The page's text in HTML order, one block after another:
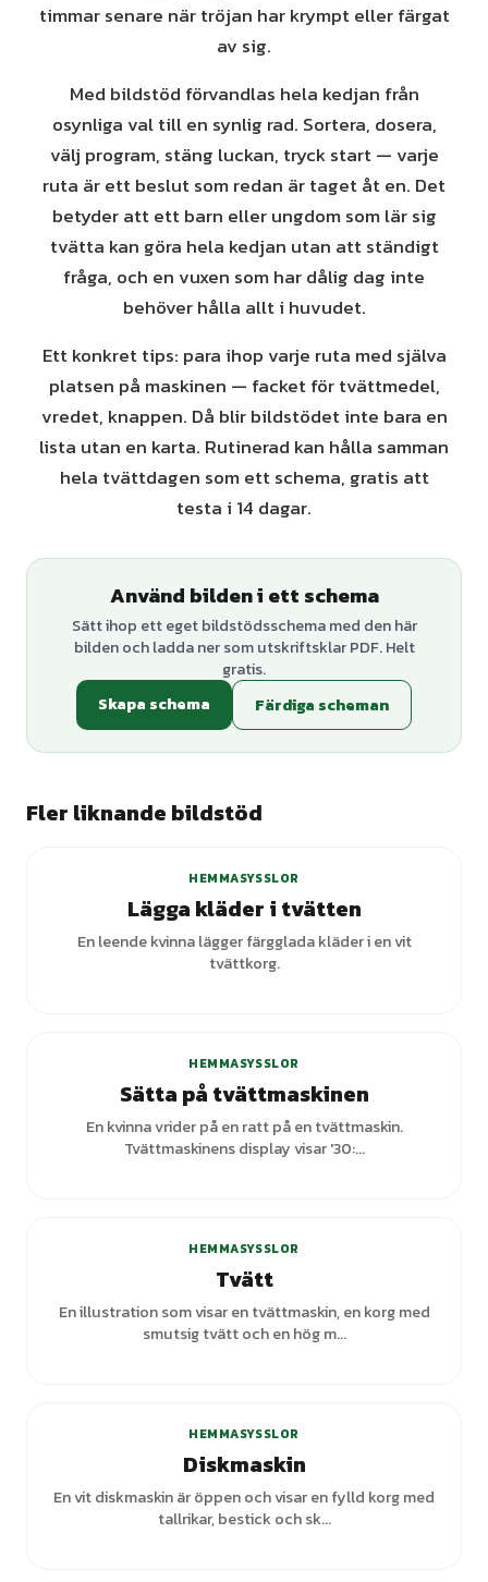
timmar senare när tröjan har krympt eller färgat
av sig.
Med bildstöd förvandlas hela kedjan från
osynliga val till en synlig rad. Sortera, dosera,
välj program, stäng luckan, tryck start — varje
ruta är ett beslut som redan är taget åt en. Det
betyder att ett barn eller ungdom som lär sig
tvätta kan göra hela kedjan utan att ständigt
fråga, och en vuxen som har dålig dag inte
behöver hålla allt i huvudet.
Ett konkret tips: para ihop varje ruta med själva
platsen på maskinen — facket för tvättmedel,
vredet, knappen. Då blir bildstödet inte bara en
lista utan en karta. Rutinerad kan hålla samman
hela tvättdagen som ett schema, gratis att
testa i 14 dagar.
Använd bilden i ett schema
Sätt ihop ett eget bildstödsschema med den här
bilden och ladda ner som utskriftsklar PDF. Helt
gratis.
Skapa schema
Färdiga scheman
Fler liknande bildstöd
HEMMASYSSLOR
Lägga kläder i tvätten
En leende kvinna lägger färgglada kläder i en vit
tvättkorg.
HEMMASYSSLOR
Sätta på tvättmaskinen
En kvinna vrider på en ratt på en tvättmaskin.
Tvättmaskinens display visar '30:...
HEMMASYSSLOR
Tvätt
En illustration som visar en tvättmaskin, en korg med
smutsig tvätt och en hög m...
HEMMASYSSLOR
Diskmaskin
En vit diskmaskin är öppen och visar en fylld korg med
tallrikar, bestick och sk...